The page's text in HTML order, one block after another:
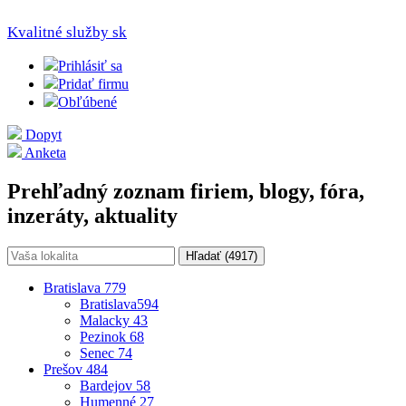
Kvalitné služby sk
Prihlásiť sa
Pridať firmu
Obľúbené
Dopyt
Anketa
Prehľadný zoznam firiem, blogy, fóra,
inzeráty, aktuality
Hľadať (4917)
Bratislava 779
Bratislava594
Malacky 43
Pezinok 68
Senec 74
Prešov 484
Bardejov 58
Humenné 27